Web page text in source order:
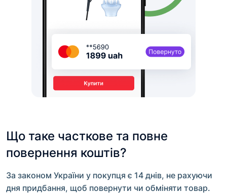
Що таке часткове та повне
повернення коштів?
За законом України у покупця є 14 днів, не рахуючи
дня придбання, щоб повернути чи обміняти товар.